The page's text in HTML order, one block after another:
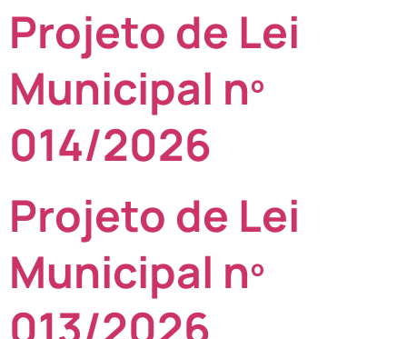
Projeto de Lei
Municipal nº
014/2026
Projeto de Lei
Municipal nº